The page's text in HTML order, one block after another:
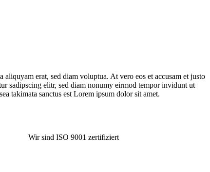
erat, sed diam voluptua. At vero eos et accusam et justo
sadipscing elitr, sed diam nonumy eirmod tempor invidunt ut
takimata sanctus est Lorem ipsum dolor sit amet.
Wir sind ISO 9001 zertifiziert